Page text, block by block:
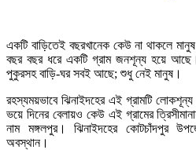
একটি বাড়িতেই বছরখানেক কেউ না থাকলে
বছর বছর ধরে একটি গ্রাম জনশূন্য হয়ে
পুকুরসহ বাড়ি-ঘর সবই আছে; শুধু নেই মানুষ।
রহস্যময়ভাবে ঝিনাইদহের এই গ্রামটি
ভয়ে দিনের বেলায়ও কেউ এই গ্রামের
নাম মঙ্গলপুর। ঝিনাইদহের কোটচাঁদপুর
অবস্থান।